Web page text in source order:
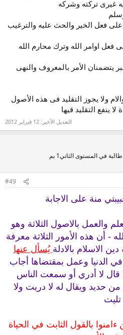
غيرى تركته وشركه
فعل الخير والحث عليه والترغيب
فعل اوامر الله وترك محارم الله
يتضمنان الأمر بالمعروف والنهى
ولا يجوز التقليد فى هذه الأصول
لا ينفع التقليد قيها
التعديل الأخير: 12 فبراير 2012
في المستوى الثاني1 بم
#49
منة على الاجابة
والعمل بالاصول الثلاثة وهو
- أن هذه الأمور الثلاثة معرفة
الاسلام بالادلة يُسأل عنها
الدنيا وعمل بمقتضاها أجاب
قال لا أدري أو سمعت الناس
حديد ويقال له لا دريت ولا
تليت
بالقول الثابت في الحياة